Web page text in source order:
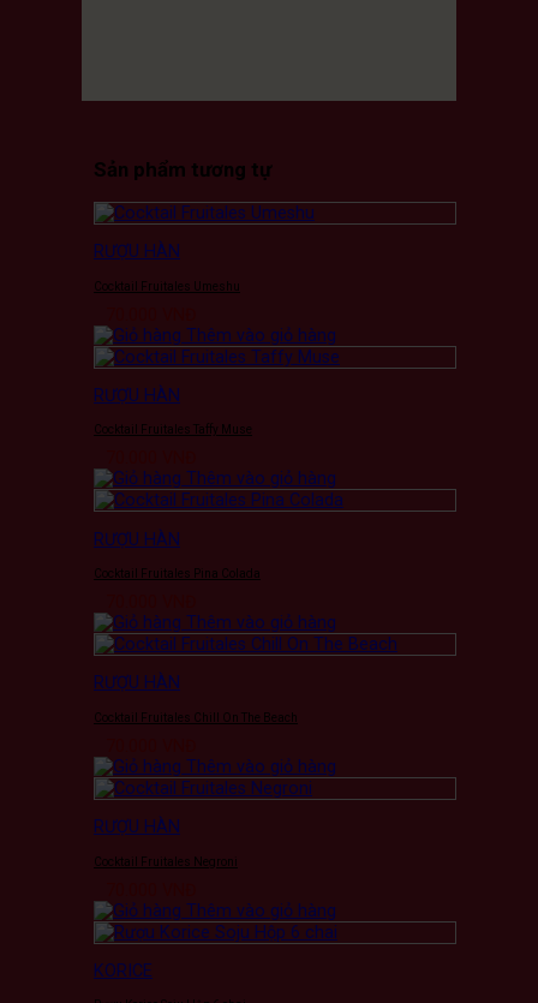
Sản phẩm tương tự
RƯỢU HÀN
Cocktail Fruitales Umeshu
Thêm vào giỏ hàng
RƯỢU HÀN
Cocktail Fruitales Taffy Muse
Thêm vào giỏ hàng
RƯỢU HÀN
Cocktail Fruitales Pina Colada
Thêm vào giỏ hàng
RƯỢU HÀN
Cocktail Fruitales Chill On The Beach
Thêm vào giỏ hàng
RƯỢU HÀN
Cocktail Fruitales Negroni
Thêm vào giỏ hàng
KORICE